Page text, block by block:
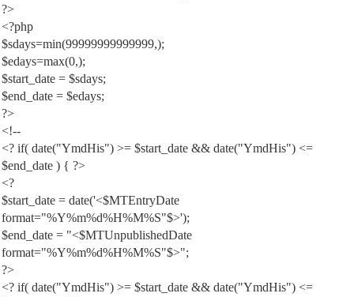
?>
<?php
$sdays=min(99999999999999,);
$edays=max(0,);
$start_date = $sdays;
$end_date = $edays;
?>
<!--
<? if( date("YmdHis") >= $start_date && date("YmdHis") <=
$end_date ) { ?>
<?
$start_date = date('<$MTEntryDate
format="%Y%m%d%H%M%S"$>');
$end_date = "<$MTUnpublishedDate
format="%Y%m%d%H%M%S"$>";
?>
<? if( date("YmdHis") >= $start_date && date("YmdHis") <=